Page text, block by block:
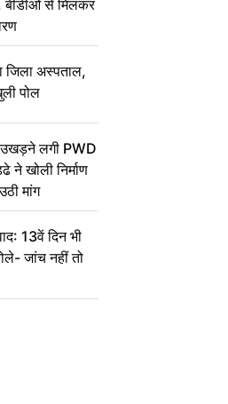
बीडीओ से मिलकर
जिला अस्पताल,
पोल
लगी PWD
खोली निर्माण
मांग
13वें दिन भी
जांच नहीं तो